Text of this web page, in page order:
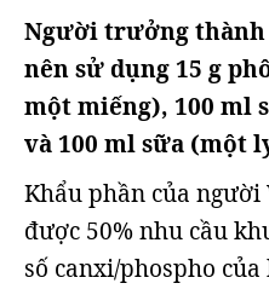
Người trưởng thành
nên sử dụng 15 g
một miếng), 100 ml
và 100 ml sữa (một
Khẩu phần của
được 50% nhu cầu
số canxi/phospho